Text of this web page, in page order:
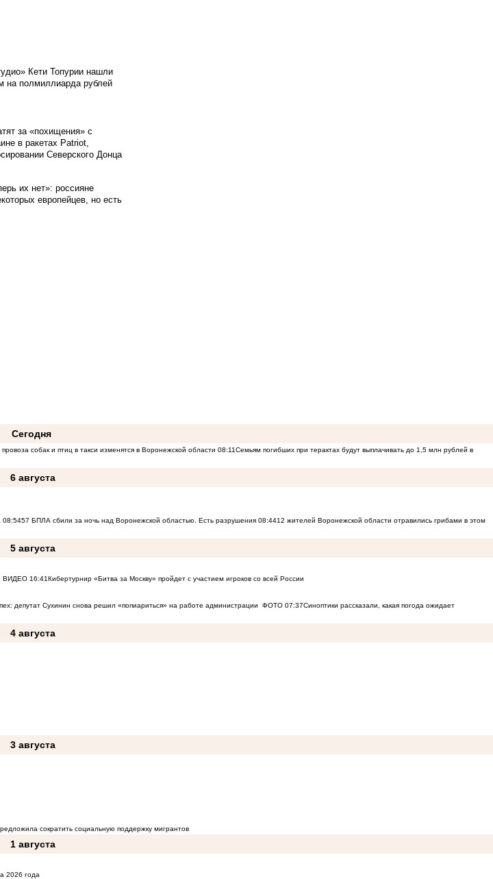
Кети Топурии нашли
на полмиллиарда рублей
за «похищения» с
в ракетах Patriot,
Северского Донца
их нет»: россияне
европейцев, но есть
Сегодня
собак и птиц в такси изменятся в Воронежской области 08:11Семьям погибших при терактах будут выплачивать до 1,5 млн рублей в
6 августа
08:5457 БПЛА сбили за ночь над Воронежской областью. Есть разрушения 08:4412 жителей Воронежской области отравились грибами в этом
5 августа
ВИДЕО 16:41Кибертурнир «Битва за Москву» пройдет с участием игроков со всей России
депутат Сухинин снова решил «попиариться» на работе администрации ФОТО 07:37Синоптики рассказали, какая погода ожидает
4 августа
3 августа
сократить социальную поддержку мигрантов
1 августа
2026 года